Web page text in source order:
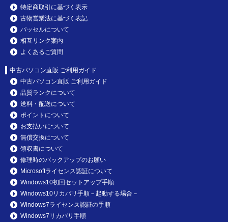
特定商取引に基づく表示
古物営業法に基づく表記
パッセルについて
相互リンク案内
よくあるご質問
中古パソコン直販 ご利用ガイド
中古パソコン直販 ご利用ガイド
品質ランクについて
送料・配送について
ポイントについて
お支払いについて
無償交換について
領収書について
修理時のバックアップのお願い
Microsoftライセンス認証について
Windows10初回セットアップ手順
Windows10リカバリ手順－起動する場合－
Windows7ライセンス認証の手順
Windows7リカバリ手順